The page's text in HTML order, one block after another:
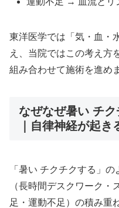
東洋医学では「気・血・
え、当院ではこの考え方
組み合わせて施術を進め
なぜなぜ暑い チ
｜自律神経が起き
「暑い チクチクする」
（長時間デスクワーク
足・運動不足）の積み重